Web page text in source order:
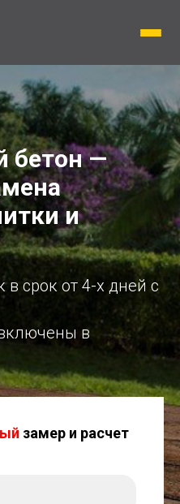
бетон —
и
срок от 4-х дней с
в
замер и расчет